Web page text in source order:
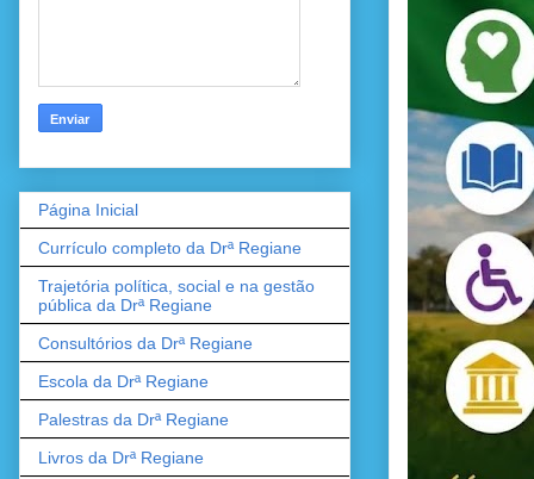
Página Inicial
Currículo completo da Drª Regiane
Trajetória política, social e na gestão
pública da Drª Regiane
Consultórios da Drª Regiane
Escola da Drª Regiane
Palestras da Drª Regiane
Livros da Drª Regiane